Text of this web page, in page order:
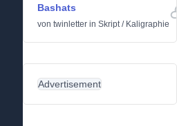
Bashats
von twinletter in Skript/ Kaligraphie
Advertisement